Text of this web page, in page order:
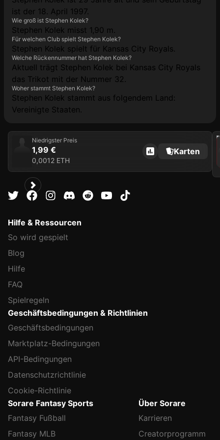
ist der 18. April 1997.
Wie groß ist Stephen Kolek?
Stephen Kolek misst 1,90 m.
Für welchen Club spielt Stephen Kolek?
Stephen Kolek spielt für Kansas City Royals.
Welche Rückennummer hat Stephen Kolek?
Aktuell trägt Stephen Kolek bei Kansas City Royals
das Trikot mit der Nummer 32.
Woher stammt Stephen Kolek?
Stephen Kolek stammt aus folgendem Land:
Vereinigte Staaten.
Niedrigster Preis
1,99 €
0,0012 ETH
Karten
2026
Hilfe & Ressourcen
So wird gespielt
Blog
Hilfe
FAQ
Spielregeln
Geschäftsbedingungen & Richtlinien
Geschäftsbedingungen
Marktplatz-Bedingungen
API-Bedingungen
Datenschutzrichtlinie
Cookie-Richtlinie
Sorare Fantasy Sports
Fantasy Fußball
Fantasy MLB
Über Sorare
Karrieren
Creatorprogramm